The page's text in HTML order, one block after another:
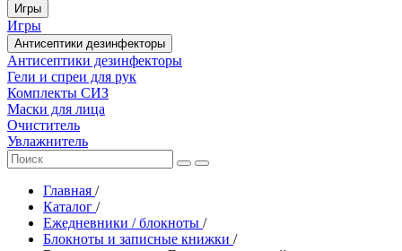
Игры
Игры
Антисептики дезинфекторы
Антисептики дезинфекторы
Гели и спреи для рук
Комплекты СИЗ
Маски для лица
Очиститель
Увлажнитель
Главная /
Каталог /
Ежедневники / блокноты /
Блокноты и записные книжки /